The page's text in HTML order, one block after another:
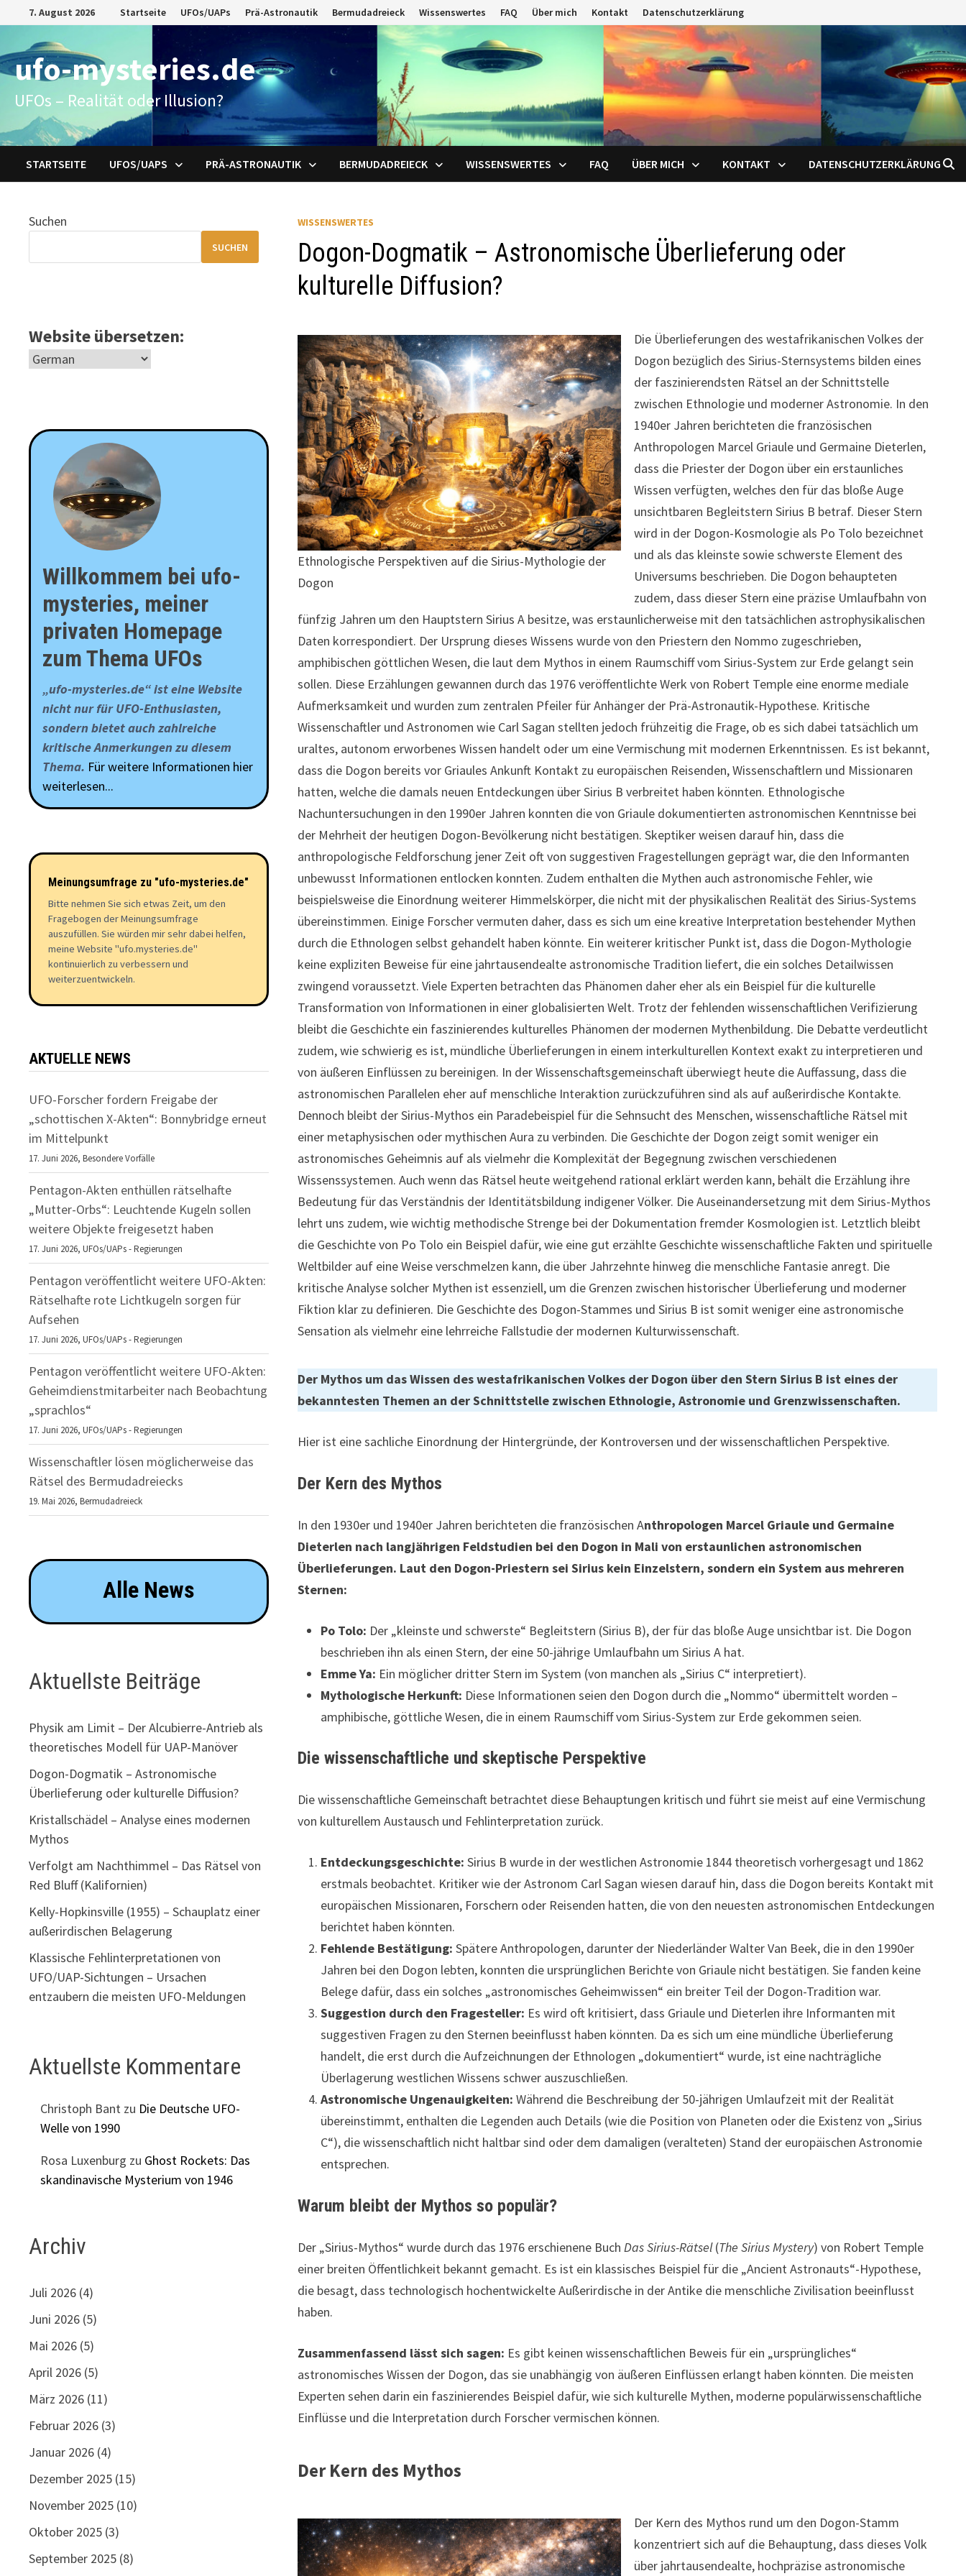
Inhalt
springen
7. August 2026 Startseite UFOs/UAPs Prä-Astronautik Bermudadreieck Wissenswertes FAQ Über mich Kontakt Datenschutzerklärung
ufo-mysteries.de
UFOs – Realität oder Illusion?
STARTSEITE UFOS/UAPS PRÄ-ASTRONAUTIK BERMUDADREIECK WISSENSWERTES FAQ ÜBER MICH KONTAKT DATENSCHUTZERKLÄRUNG
WISSENSWERTES
Dogon-Dogmatik – Astronomische Überlieferung oder
kulturelle Diffusion?
Ethnologische Perspektiven auf die Sirius-Mythologie der
Dogon
Die Überlieferungen des westafrikanischen Volkes der
Dogon bezüglich des Sirius-Sternsystems bilden eines
der faszinierendsten Rätsel an der Schnittstelle
zwischen Ethnologie und moderner Astronomie. In den
1940er Jahren berichteten die französischen
Anthropologen Marcel Griaule und Germaine Dieterlen,
dass die Priester der Dogon über ein erstaunliches
Wissen verfügten, welches den für das bloße Auge
unsichtbaren Begleitstern Sirius B betraf. Dieser Stern
wird in der Dogon-Kosmologie als Po Tolo bezeichnet
und als das kleinste sowie schwerste Element des
Universums beschrieben. Die Dogon behaupteten
zudem, dass dieser Stern eine präzise Umlaufbahn von
fünfzig Jahren um den Hauptstern Sirius A besitze, was erstaunlicherweise mit den tatsächlichen astrophysikalischen
Daten korrespondiert. Der Ursprung dieses Wissens wurde von den Priestern den Nommo zugeschrieben,
amphibischen göttlichen Wesen, die laut dem Mythos in einem Raumschiff vom Sirius-System zur Erde gelangt sein
sollen. Diese Erzählungen gewannen durch das 1976 veröffentlichte Werk von Robert Temple eine enorme mediale
Aufmerksamkeit und wurden zum zentralen Pfeiler für Anhänger der Prä-Astronautik-Hypothese. Kritische
Wissenschaftler und Astronomen wie Carl Sagan stellten jedoch frühzeitig die Frage, ob es sich dabei tatsächlich um
uraltes, autonom erworbenes Wissen handelt oder um eine Vermischung mit modernen Erkenntnissen. Es ist bekannt,
dass die Dogon bereits vor Griaules Ankunft Kontakt zu europäischen Reisenden, Wissenschaftlern und Missionaren
hatten, welche die damals neuen Entdeckungen über Sirius B verbreitet haben könnten. Ethnologische
Nachuntersuchungen in den 1990er Jahren konnten die von Griaule dokumentierten astronomischen Kenntnisse bei
der Mehrheit der heutigen Dogon-Bevölkerung nicht bestätigen. Skeptiker weisen darauf hin, dass die
anthropologische Feldforschung jener Zeit oft von suggestiven Fragestellungen geprägt war, die den Informanten
unbewusst Informationen entlocken konnten. Zudem enthalten die Mythen auch astronomische Fehler, wie
beispielsweise die Einordnung weiterer Himmelskörper, die nicht mit der physikalischen Realität des Sirius-Systems
übereinstimmen. Einige Forscher vermuten daher, dass es sich um eine kreative Interpretation bestehender Mythen
durch die Ethnologen selbst gehandelt haben könnte. Ein weiterer kritischer Punkt ist, dass die Dogon-Mythologie
keine expliziten Beweise für eine jahrtausendealte astronomische Tradition liefert, die ein solches Detailwissen
zwingend voraussetzt. Viele Experten betrachten das Phänomen daher eher als ein Beispiel für die kulturelle
Transformation von Informationen in einer globalisierten Welt. Trotz der fehlenden wissenschaftlichen Verifizierung
bleibt die Geschichte ein faszinierendes kulturelles Phänomen der modernen Mythenbildung. Die Debatte verdeutlicht
zudem, wie schwierig es ist, mündliche Überlieferungen in einem interkulturellen Kontext exakt zu interpretieren und
von äußeren Einflüssen zu bereinigen. In der Wissenschaftsgemeinschaft überwiegt heute die Auffassung, dass die
astronomischen Parallelen eher auf menschliche Interaktion zurückzuführen sind als auf außerirdische Kontakte.
Dennoch bleibt der Sirius-Mythos ein Paradebeispiel für die Sehnsucht des Menschen, wissenschaftliche Rätsel mit
einer metaphysischen oder mythischen Aura zu verbinden. Die Geschichte der Dogon zeigt somit weniger ein
astronomisches Geheimnis auf als vielmehr die Komplexität der Begegnung zwischen verschiedenen
Wissenssystemen. Auch wenn das Rätsel heute weitgehend rational erklärt werden kann, behält die Erzählung ihre
Bedeutung für das Verständnis der Identitätsbildung indigener Völker. Die Auseinandersetzung mit dem Sirius-Mythos
lehrt uns zudem, wie wichtig methodische Strenge bei der Dokumentation fremder Kosmologien ist. Letztlich bleibt
die Geschichte von Po Tolo ein Beispiel dafür, wie eine gut erzählte Geschichte wissenschaftliche Fakten und spirituelle
Weltbilder auf eine Weise verschmelzen kann, die über Jahrzehnte hinweg die menschliche Fantasie anregt. Die
kritische Analyse solcher Mythen ist essenziell, um die Grenzen zwischen historischer Überlieferung und moderner
Fiktion klar zu definieren. Die Geschichte des Dogon-Stammes und Sirius B ist somit weniger eine astronomische
Sensation als vielmehr eine lehrreiche Fallstudie der modernen Kulturwissenschaft.
Der Mythos um das Wissen des westafrikanischen Volkes der Dogon über den Stern Sirius B ist eines der
bekanntesten Themen an der Schnittstelle zwischen Ethnologie, Astronomie und Grenzwissenschaften.
Hier ist eine sachliche Einordnung der Hintergründe, der Kontroversen und der wissenschaftlichen Perspektive.
Der Kern des Mythos
In den 1930er und 1940er Jahren berichteten die französischen Anthropologen Marcel Griaule und Germaine
Dieterlen nach langjährigen Feldstudien bei den Dogon in Mali von erstaunlichen astronomischen
Überlieferungen. Laut den Dogon-Priestern sei Sirius kein Einzelstern, sondern ein System aus mehreren
Sternen:
Po Tolo: Der „kleinste und schwerste“ Begleitstern (Sirius B), der für das bloße Auge unsichtbar ist. Die Dogon
beschrieben ihn als einen Stern, der eine 50-jährige Umlaufbahn um Sirius A hat.
Emme Ya: Ein möglicher dritter Stern im System (von manchen als „Sirius C“ interpretiert).
Mythologische Herkunft: Diese Informationen seien den Dogon durch die „Nommo“ übermittelt worden –
amphibische, göttliche Wesen, die in einem Raumschiff vom Sirius-System zur Erde gekommen seien.
Die wissenschaftliche und skeptische Perspektive
Die wissenschaftliche Gemeinschaft betrachtet diese Behauptungen kritisch und führt sie meist auf eine Vermischung
von kulturellem Austausch und Fehlinterpretation zurück.
Entdeckungsgeschichte: Sirius B wurde in der westlichen Astronomie 1844 theoretisch vorhergesagt und 1862
erstmals beobachtet. Kritiker wie der Astronom Carl Sagan wiesen darauf hin, dass die Dogon bereits Kontakt mit
europäischen Missionaren, Forschern oder Reisenden hatten, die von den neuesten astronomischen Entdeckungen
berichtet haben könnten.
Fehlende Bestätigung: Spätere Anthropologen, darunter der Niederländer Walter Van Beek, die in den 1990er
Jahren bei den Dogon lebten, konnten die ursprünglichen Berichte von Griaule nicht bestätigen. Sie fanden keine
Belege dafür, dass ein solches „astronomisches Geheimwissen“ ein breiter Teil der Dogon-Tradition war.
Suggestion durch den Fragesteller: Es wird oft kritisiert, dass Griaule und Dieterlen ihre Informanten mit
suggestiven Fragen zu den Sternen beeinflusst haben könnten. Da es sich um eine mündliche Überlieferung
handelt, die erst durch die Aufzeichnungen der Ethnologen „dokumentiert“ wurde, ist eine nachträgliche
Überlagerung westlichen Wissens schwer auszuschließen.
Astronomische Ungenauigkeiten: Während die Beschreibung der 50-jährigen Umlaufzeit mit der Realität
übereinstimmt, enthalten die Legenden auch Details (wie die Position von Planeten oder die Existenz von „Sirius
C“), die wissenschaftlich nicht haltbar sind oder dem damaligen (veralteten) Stand der europäischen Astronomie
entsprechen.
Warum bleibt der Mythos so populär?
Der „Sirius-Mythos“ wurde durch das 1976 erschienene BuchDas Sirius-Rätsel(The Sirius Mystery) von Robert Temple
einer breiten Öffentlichkeit bekannt gemacht. Es ist ein klassisches Beispiel für die „Ancient Astronauts“-Hypothese,
die besagt, dass technologisch hochentwickelte Außerirdische in der Antike die menschliche Zivilisation beeinflusst
haben.
Zusammenfassend lässt sich sagen: Es gibt keinen wissenschaftlichen Beweis für ein „ursprüngliches“
astronomisches Wissen der Dogon, das sie unabhängig von äußeren Einflüssen erlangt haben könnten. Die meisten
Experten sehen darin ein faszinierendes Beispiel dafür, wie sich kulturelle Mythen, moderne populärwissenschaftliche
Einflüsse und die Interpretation durch Forscher vermischen können.
Der Kern des Mythos
Der Kern des Mythos rund um den Dogon-Stamm
konzentriert sich auf die Behauptung, dass dieses Volk
über jahrtausendealte, hochpräzise astronomische
Suchen
SUCHEN
Website übersetzen:
Willkommem bei ufo-
mysteries, meiner
privaten Homepage
zum Thema UFOs
„ufo-mysteries.de“ ist eine Website
nicht nur für UFO-Enthusiasten,
sondern bietet auch zahlreiche
kritische Anmerkungen zu diesem
Thema. Für weitere Informationen hier
weiterlesen...
Meinungsumfrage zu "ufo-mysteries.de"
Bitte nehmen Sie sich etwas Zeit, um den
Fragebogen der Meinungsumfrage
auszufüllen. Sie würden mir sehr dabei helfen,
meine Website "ufo.mysteries.de"
kontinuierlich zu verbessern und
weiterzuentwickeln.
AKTUELLE NEWS
UFO-Forscher fordern Freigabe der
„schottischen X-Akten“: Bonnybridge erneut
im Mittelpunkt
17. Juni 2026,Besondere Vorfälle
Pentagon-Akten enthüllen rätselhafte
„Mutter-Orbs“: Leuchtende Kugeln sollen
weitere Objekte freigesetzt haben
17. Juni 2026,UFOs/UAPs - Regierungen
Pentagon veröffentlicht weitere UFO-Akten:
Rätselhafte rote Lichtkugeln sorgen für
Aufsehen
17. Juni 2026,UFOs/UAPs - Regierungen
Pentagon veröffentlicht weitere UFO-Akten:
Geheimdienstmitarbeiter nach Beobachtung
„sprachlos“
17. Juni 2026,UFOs/UAPs - Regierungen
Wissenschaftler lösen möglicherweise das
Rätsel des Bermudadreiecks
19. Mai 2026,Bermudadreieck
Alle News
Aktuellste Beiträge
Physik am Limit – Der Alcubierre-Antrieb als
theoretisches Modell für UAP-Manöver
Dogon-Dogmatik – Astronomische
Überlieferung oder kulturelle Diffusion?
Kristallschädel – Analyse eines modernen
Mythos
Verfolgt am Nachthimmel – Das Rätsel von
Red Bluff (Kalifornien)
Kelly-Hopkinsville (1955) – Schauplatz einer
außerirdischen Belagerung
Klassische Fehlinterpretationen von
UFO/UAP-Sichtungen – Ursachen
entzaubern die meisten UFO-Meldungen
Aktuellste Kommentare
Christoph Bant zu Die Deutsche UFO-
Welle von 1990
Rosa Luxenburg zu Ghost Rockets: Das
skandinavische Mysterium von 1946
Archiv
Juli 2026 (4)
Juni 2026 (5)
Mai 2026 (5)
April 2026 (5)
März 2026 (11)
Februar 2026 (3)
Januar 2026 (4)
Dezember 2025 (15)
November 2025 (10)
Oktober 2025 (3)
September 2025 (8)